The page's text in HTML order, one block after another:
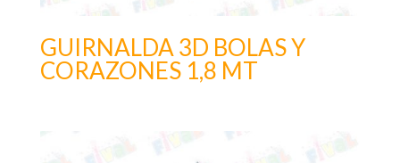
GUIRNALDA 3D BOLAS Y
CORAZONES 1,8 MT